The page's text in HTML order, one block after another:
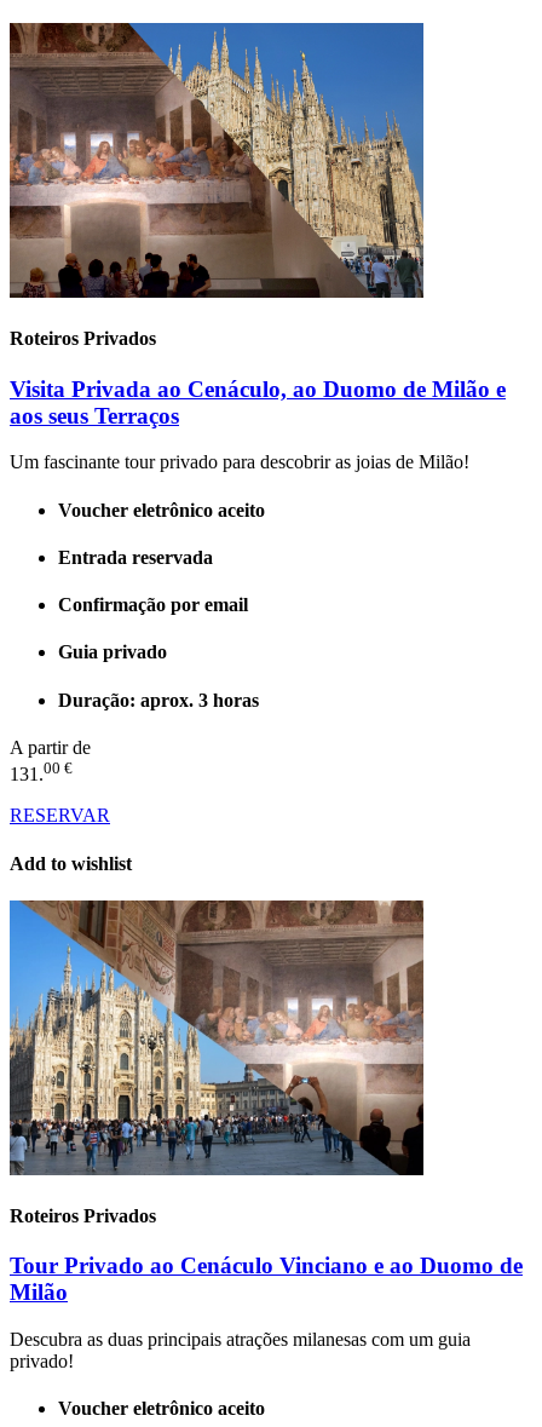
Roteiros Privados
Visita Privada ao Cenáculo, ao Duomo de Milão e
aos seus Terraços
Um fascinante tour privado para descobrir as joias de Milão!
Voucher eletrônico aceito
Entrada reservada
Confirmação por email
Guia privado
Duração: aprox. 3 horas
A partir de
131.00 €
RESERVAR
Add to wishlist
Roteiros Privados
Tour Privado ao Cenáculo Vinciano e ao Duomo de
Milão
Descubra as duas principais atrações milanesas com um guia
privado!
Voucher eletrônico aceito